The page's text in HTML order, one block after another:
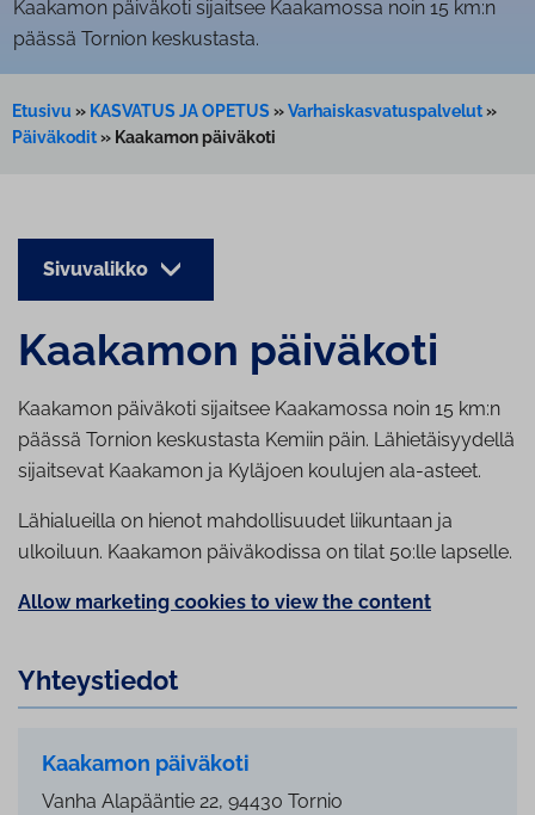
Kaakamon päiväkoti sijaitsee Kaakamossa noin 15 km:n
päässä Tornion keskustasta.
Etusivu » KASVATUS JA OPETUS »Varhaiskasvatuspalvelut»
Päiväkodit» Kaakamon päiväkoti
Sivuvalikko
Kaakamon päiväkoti
Kaakamon päiväkoti sijaitsee Kaakamossa noin 15 km:n
päässä Tornion keskustasta Kemiin päin. Lähietäisyydellä
sijaitsevat Kaakamon ja Kyläjoen koulujen ala-asteet.
Lähialueilla on hienot mahdollisuudet liikuntaan ja
ulkoiluun. Kaakamon päiväkodissa on tilat 50:lle lapselle.
Allow marketing cookies to view the content
Yh­teys­tie­dot
Kaakamon päiväkoti
Vanha Alapääntie 22, 94430 Tornio